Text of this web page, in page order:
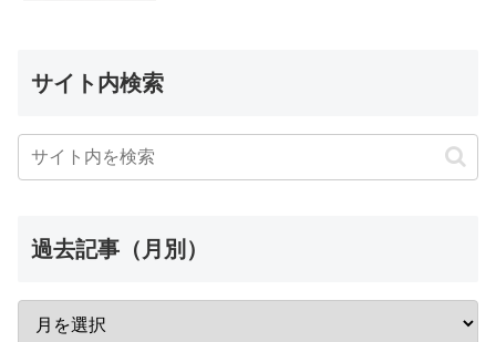
サイト内検索
過去記事（月別）